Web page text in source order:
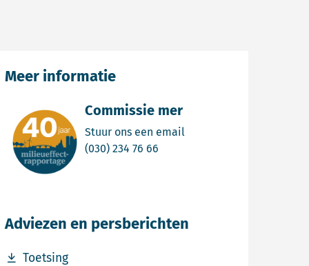
Commissie mer
Stuur ons een email
(030) 234 76 66
Meer informatie
Adviezen en persberichten
Toetsing
Download bestand Toetsing